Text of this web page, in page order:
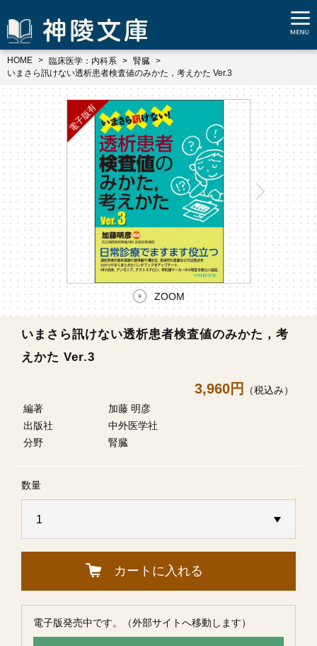
HOME 臨床医学：内科系
腎臓
いまさら訊けない透析患者検査値のみかた，考えかた Ver.3
ZOOM
いまさら訊けない透析患者検査値のみかた，考
えかた Ver.3
3,960円
（税込み）
編著
加藤 明彦
出版社
中外医学社
分野
腎臓
数量
カートに入れる
電子版発売中です。（外部サイトへ移動します）